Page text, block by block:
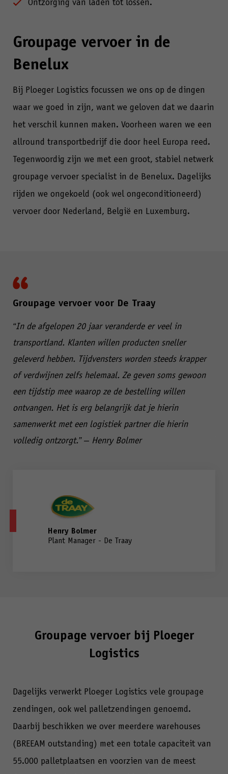
Ontzorging van laden tot lossen.
Groupage vervoer in de
Benelux
Bij Ploeger Logistics focussen we ons op de dingen
waar we goed in zijn, want we geloven dat we daarin
het verschil kunnen maken. Voorheen waren we een
allround transportbedrijf die door heel Europa reed.
Tegenwoordig zijn we met een groot, stabiel netwerk
groupage vervoer specialist in de Benelux. Dagelijks
rijden we ongekoeld (ook wel ongeconditioneerd)
vervoer door Nederland, België en Luxemburg.
Groupage vervoer voor De Traay
“In de afgelopen 20 jaar veranderde er veel in
transportland. Klanten willen producten sneller
geleverd hebben. Tijdvensters worden steeds krapper
of verdwijnen zelfs helemaal. Ze geven soms gewoon
een tijdstip mee waarop ze de bestelling willen
ontvangen. Het is erg belangrijk dat je hierin
samenwerkt met een logistiek partner die hierin
volledig ontzorgt.” – Henry Bolmer
Henry Bolmer
Plant Manager - De Traay
Groupage vervoer bij Ploeger
Logistics
Dagelijks verwerkt Ploeger Logistics vele groupage
zendingen, ook wel palletzendingen genoemd.
Daarbij beschikken we over meerdere warehouses
(BREEAM outstanding) met een totale capaciteit van
55.000 palletplaatsen en voorzien van de meest